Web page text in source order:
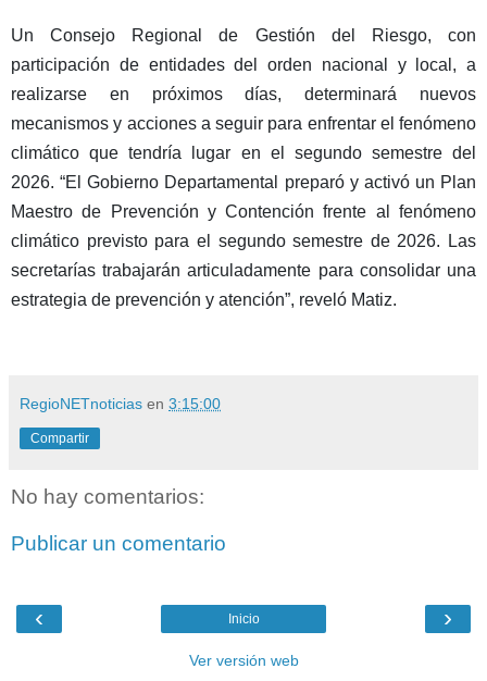
Un Consejo Regional de Gestión del Riesgo, con
participación de entidades del orden nacional y local, a
realizarse en próximos días, determinará nuevos
mecanismos y acciones a seguir para enfrentar el fenómeno
climático que tendría lugar en el segundo semestre del
2026. “El Gobierno Departamental preparó y activó un Plan
Maestro de Prevención y Contención frente al fenómeno
climático previsto para el segundo semestre de 2026. Las
secretarías trabajarán articuladamente para consolidar una
estrategia de prevención y atención”, reveló Matiz.
RegioNETnoticias en 3:15:00
Compartir
No hay comentarios:
Publicar un comentario
‹ ›
Inicio
Ver versión web